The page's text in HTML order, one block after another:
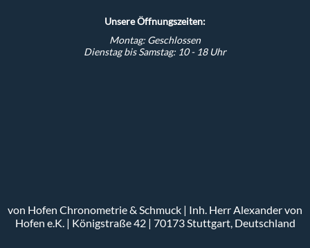
Unsere Öffnungszeiten:
Montag: Geschlossen
Dienstag bis Samstag: 10 - 18 Uhr
von Hofen Chronometrie & Schmuck | Inh. Herr Alexander von
Hofen e.K. | Königstraße 42 | 70173 Stuttgart, Deutschland